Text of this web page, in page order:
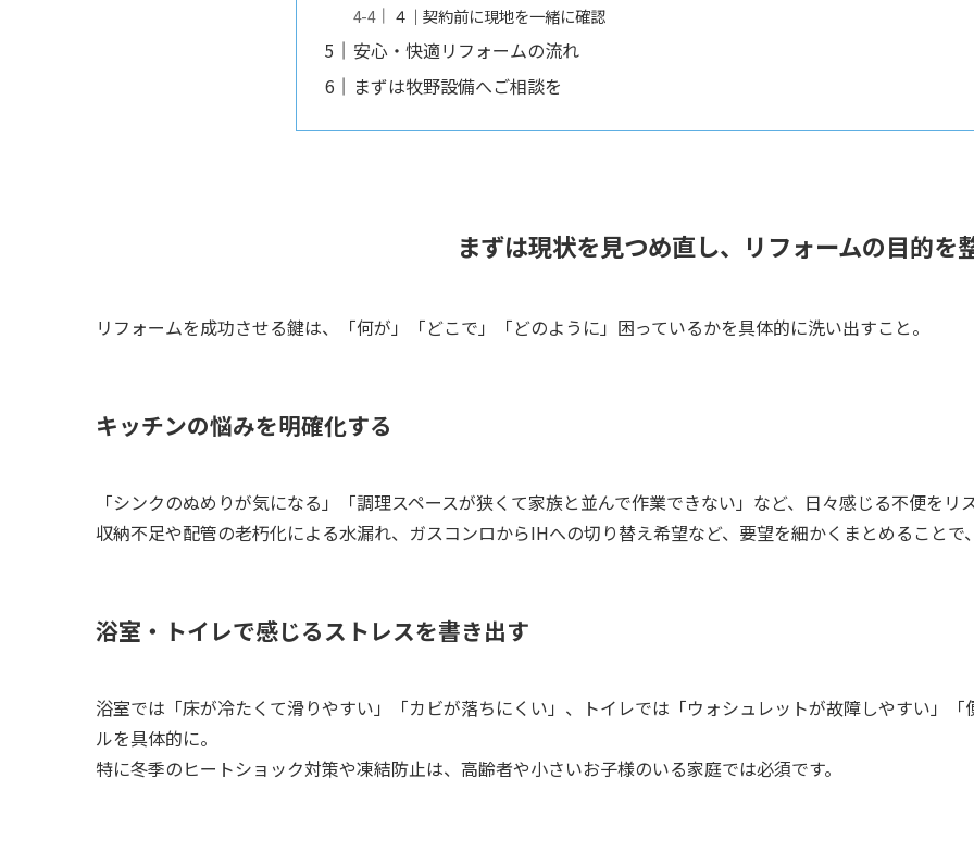
４｜契約前に現地を一緒に確認
安心・快適リフォームの流れ
まずは牧野設備へご相談を
まずは現状を見つめ直し、リフォームの目的を
リフォームを成功させる鍵は、「何が」「どこで」「どのように」困っているかを具体的に洗い出すこと。
キッチンの悩みを明確化する
「シンクのぬめりが気になる」「調理スペースが狭くて家族と並んで作業できない」など、日々感じる不便をリ
収納不足や配管の老朽化による水漏れ、ガスコンロからIHへの切り替え希望など、要望を細かくまとめること
浴室・トイレで感じるストレスを書き出す
浴室では「床が冷たくて滑りやすい」「カビが落ちにくい」、トイレでは「ウォシュレットが故障しやすい」
ルを具体的に。
特に冬季のヒートショック対策や凍結防止は、高齢者や小さいお子様のいる家庭では必須です。